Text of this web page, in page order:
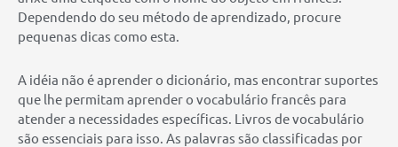
Dependendo do seu método de aprendizado, procure
pequenas dicas como esta.
A idéia não é aprender o dicionário, mas encontrar suportes
que lhe permitam aprender o vocabulário francês para
atender a necessidades específicas. Livros de vocabulário
são essenciais para isso. As palavras são classificadas por